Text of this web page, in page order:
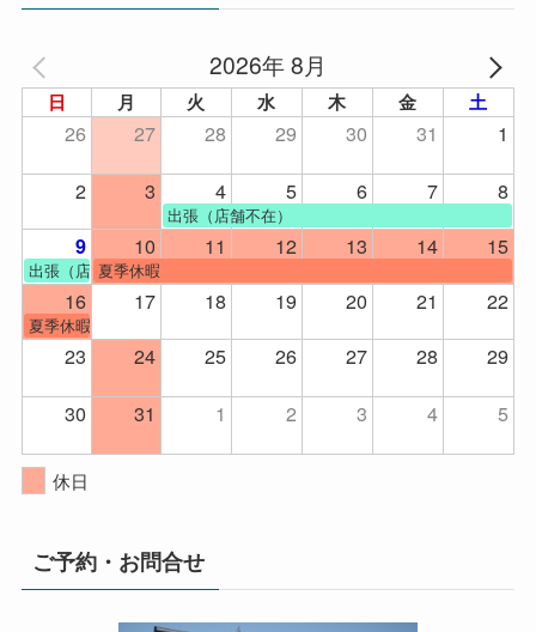
2026年 8月
日 月 火 水 木 金 土
26 27 28 29 30 31
1
2
3 4 5 6 7 8
出張（店舗不在）
9 10 11 12 13 14 15
出張（店舗不在）
夏季休暇
16 17 18 19 20 21 22
夏季休暇
23 24 25 26 27 28
29
30
31 1 2 3 4 5
休日
ご予約・お問合せ